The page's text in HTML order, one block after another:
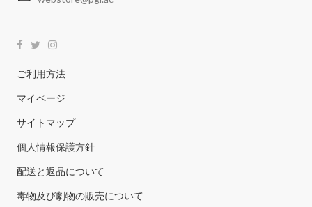
ご利用方法
マイページ
サイトマップ
個人情報保護方針
配送と返品について
毒物及び劇物の販売について